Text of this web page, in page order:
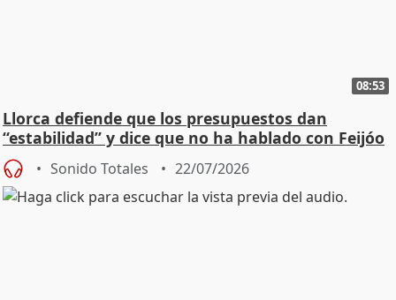
08:53
Llorca defiende que los presupuestos dan
“estabilidad” y dice que no ha hablado con Feijóo
Sonido Totales 22/07/2026